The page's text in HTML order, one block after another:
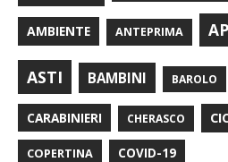
AMBIENTE ANTEPRIMA
ASTI BAMBINI BAROLO
CARABINIERI CHERASCO
COPERTINA COVID-19